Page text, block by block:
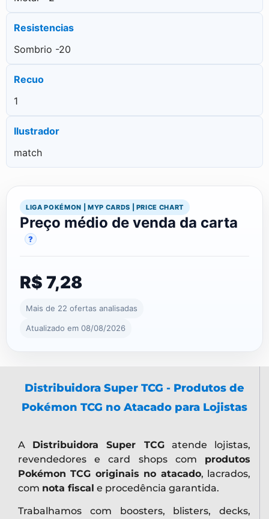
Resistencias
Sombrio -20
Recuo
1
Ilustrador
match
LIGA POKÉMON | MYP CARDS | PRICE CHART
Preço médio de venda da carta
?
R$ 7,28
Mais de 22 ofertas analisadas
Atualizado em 08/08/2026
Distribuidora Super TCG - Produtos de
Pokémon TCG no Atacado para Lojistas
A Distribuidora Super TCGatende lojistas,
revendedores e card shops com produtos
Pokémon TCG originais no atacado, lacrados,
com nota fiscal e procedência garantida.
Trabalhamos com boosters, blisters, decks,